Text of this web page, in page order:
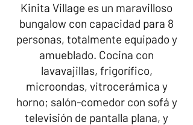
Kinita Village es un maravilloso
bungalow con capacidad para 8
personas, totalmente equipado y
amueblado. Cocina con
lavavajillas, frigorífico,
microondas, vitrocerámica y
horno; salón-comedor con sofá y
televisión de pantalla plana, y